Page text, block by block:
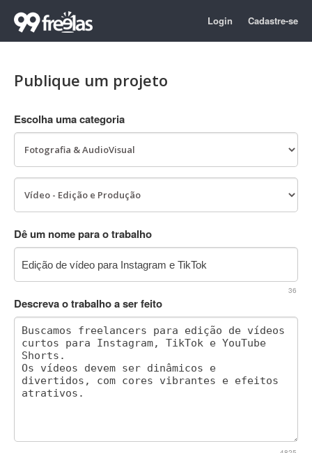
Login Cadastre-se
Publique um projeto
Escolha uma categoria
Dê um nome para o trabalho
36
Descreva o trabalho a ser feito